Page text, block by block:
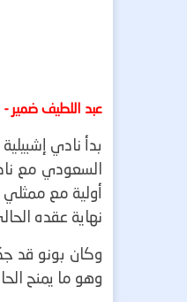
عبد اللطيف ضمير
بدأ نادي
السعودي مع
نهاية عقده
وهو ما يمنح الحارس